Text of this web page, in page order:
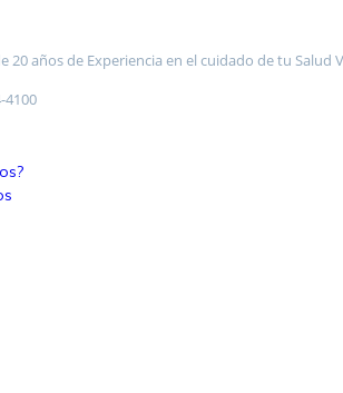
20 años de Experiencia en el cuidado de tu Salud
4100